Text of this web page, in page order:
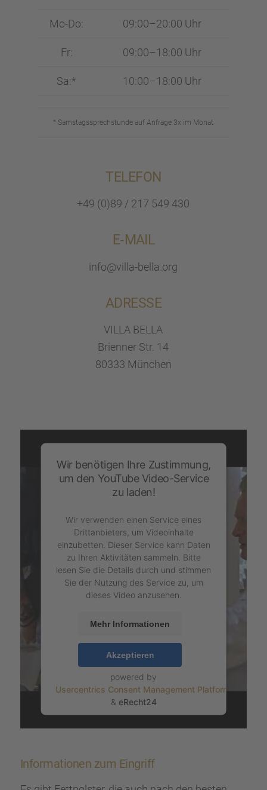
Mo-Do: 09:00–20:00 Uhr
Fr: 09:00–18:00 Uhr
Sa:* 10:00–18:00 Uhr
* Samstags­sprech­stunde auf Anfrage 3x im Monat
TELEFON
+49 (0)89 / 217 549 430
E‑MAIL
info@villa-bella.org
ADRESSE
VILLA BELLA
Brien­ner Str. 14
80333 München
Wir benötigen Ihre Zustimmung,
um den YouTube Video-Service
zu laden!
Wir verwenden einen Service eines
Drittanbieters, um Videoinhalte
einzubetten. Dieser Service kann Daten
zu Ihren Aktivitäten sammeln. Bitte
lesen Sie die Details durch und stimmen
Sie der Nutzung des Service zu, um
dieses Video anzusehen.
Mehr Informationen
Akzeptieren
powered by
Usercentrics Consent Management Platform
& eRecht24
Infor­ma­tio­nen zum Eingriff